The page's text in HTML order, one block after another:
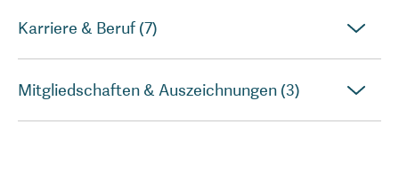
Karriere & Beruf (7)
Mitgliedschaften & Auszeichnungen (3)